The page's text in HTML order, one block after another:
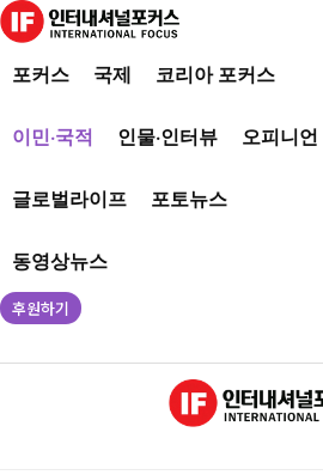
포커스 국제 코리아 포커스
이민·국적 인물·인터뷰 오피니언
글로벌라이프 포토뉴스
동영상뉴스
후원하기